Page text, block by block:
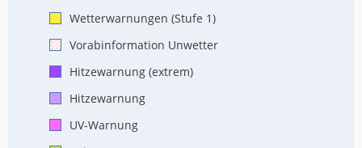
Wetterwarnungen (Stufe 1)
Vorabinformation Unwetter
Hitzewarnung (extrem)
Hitzewarnung
UV-Warnung